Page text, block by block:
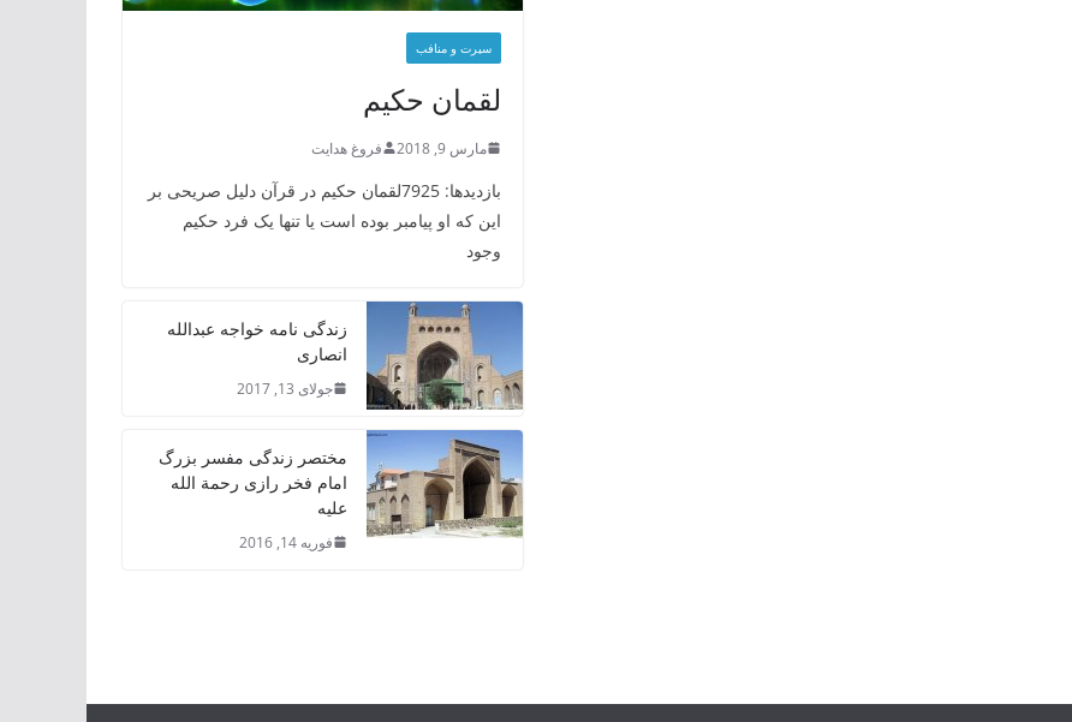
سیرت و منافب
لقمان حکیم
مارس 9, 2018 فروغ هدایت
بازدیدها: 7925لقمان حکیم در قرآن دلیل صریحی بر
این که او پیامبر بوده است یا تنها یک فرد حکیم
وجود
زندگی نامه خواجه عبدالله
انصاری
جولای 13, 2017
مختصر زندگی مفسر بزرگ
امام فخر رازی رحمة الله
علیه
فوریه 14, 2016